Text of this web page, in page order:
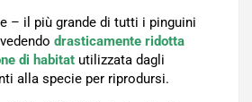
– il più grande di tutti i pinguini
drasticamente ridotta
di habitat utilizzata dagli
alla specie per riprodursi.